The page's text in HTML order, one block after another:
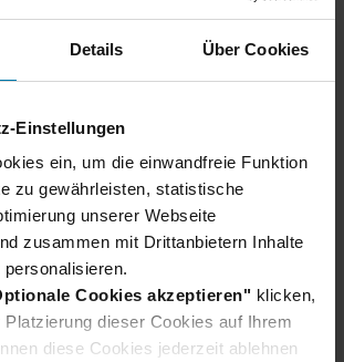
Details Über Cookies
Einstellungen
ein, um die einwandfreie Funktion
zu gewährleisten, statistische
unserer Webseite
zusammen mit Drittanbietern Inhalte
Cookies akzeptieren" klicken,
dieser Cookies auf Ihrem
diese Cookies jederzeit ablehnen
& duales
2027
nach dem Schulabschluss
durchstarten?
deutschlandweit aus:
praxisnahe Ausbildung,
Studium oder eine